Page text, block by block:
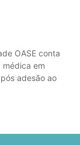
OASE conta
em
adesão ao